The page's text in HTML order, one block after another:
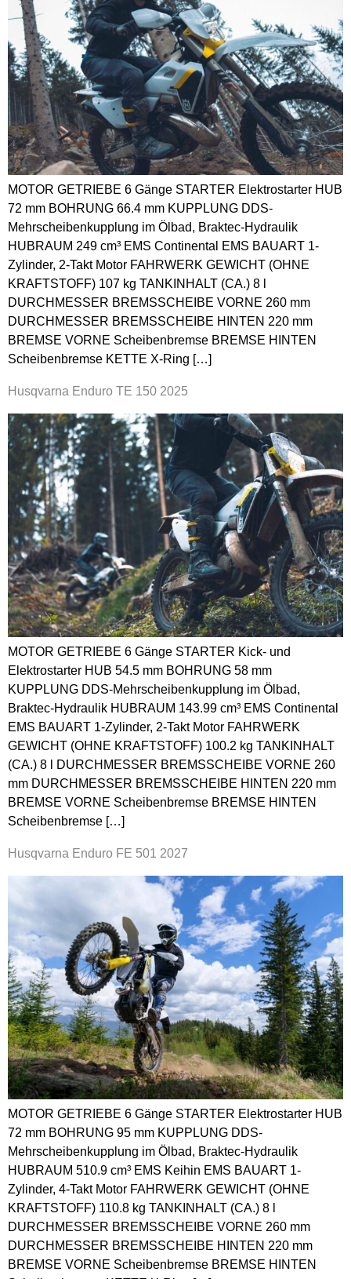
MOTOR GETRIEBE 6 Gänge STARTER Elektrostarter HUB
72 mm BOHRUNG 66.4 mm KUPPLUNG DDS-
Mehrscheibenkupplung im Ölbad, Braktec-Hydraulik
HUBRAUM 249 cm³ EMS Continental EMS BAUART 1-
Zylinder, 2-Takt Motor FAHRWERK GEWICHT (OHNE
KRAFTSTOFF) 107 kg TANKINHALT (CA.) 8 l
DURCHMESSER BREMSSCHEIBE VORNE 260 mm
DURCHMESSER BREMSSCHEIBE HINTEN 220 mm
BREMSE VORNE Scheibenbremse BREMSE HINTEN
Scheibenbremse KETTE X-Ring […]
Husqvarna Enduro TE 150 2025
MOTOR GETRIEBE 6 Gänge STARTER Kick- und
Elektrostarter HUB 54.5 mm BOHRUNG 58 mm
KUPPLUNG DDS-Mehrscheibenkupplung im Ölbad,
Braktec-Hydraulik HUBRAUM 143.99 cm³ EMS Continental
EMS BAUART 1-Zylinder, 2-Takt Motor FAHRWERK
GEWICHT (OHNE KRAFTSTOFF) 100.2 kg TANKINHALT
(CA.) 8 l DURCHMESSER BREMSSCHEIBE VORNE 260
mm DURCHMESSER BREMSSCHEIBE HINTEN 220 mm
BREMSE VORNE Scheibenbremse BREMSE HINTEN
Scheibenbremse […]
Husqvarna Enduro FE 501 2027
MOTOR GETRIEBE 6 Gänge STARTER Elektrostarter HUB
72 mm BOHRUNG 95 mm KUPPLUNG DDS-
Mehrscheibenkupplung im Ölbad, Braktec-Hydraulik
HUBRAUM 510.9 cm³ EMS Keihin EMS BAUART 1-
Zylinder, 4-Takt Motor FAHRWERK GEWICHT (OHNE
KRAFTSTOFF) 110.8 kg TANKINHALT (CA.) 8 l
DURCHMESSER BREMSSCHEIBE VORNE 260 mm
DURCHMESSER BREMSSCHEIBE HINTEN 220 mm
BREMSE VORNE Scheibenbremse BREMSE HINTEN